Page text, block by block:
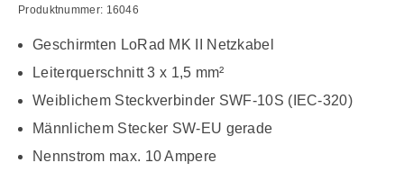
Produktnummer: 16046
Geschirmten LoRad MK II Netzkabel
Leiterquerschnitt 3 x 1,5 mm²
Weiblichem Steckverbinder SWF-10S (IEC-320)
Männlichem Stecker SW-EU gerade
Nennstrom max. 10 Ampere